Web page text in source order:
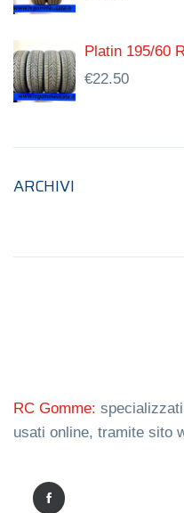
Platin 195/60
€22.50
ARCHIVI
RC Gomme:
usati online, tramite sito